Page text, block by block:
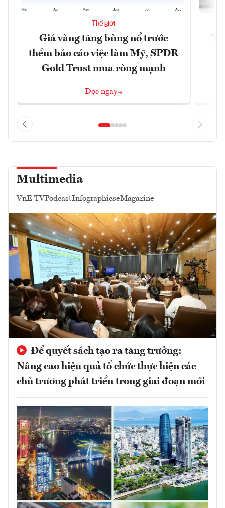
Thế giới
Giá vàng tăng bùng nổ trước
thềm báo cáo việc làm Mỹ, SPDR
Gold Trust mua ròng mạnh
Đọc ngay
Multimedia
VnE TVPodcastInfographicseMagazine
Để quyết sách tạo ra tăng trưởng:
Nâng cao hiệu quả tổ chức thực hiện các
chủ trương phát triển trong giai đoạn mới